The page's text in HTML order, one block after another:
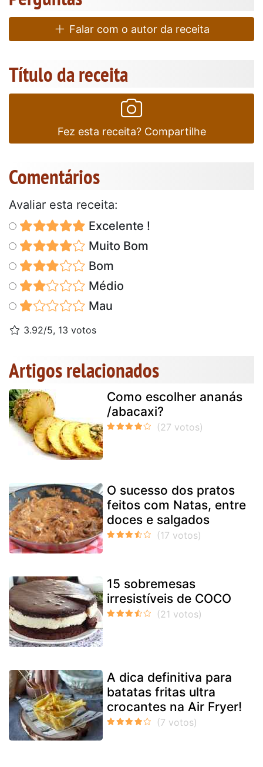
Falar com o autor da receita
Título da receita
Fez esta receita? Compartilhe
Comentários
Avaliar esta receita:
Excelente !
Muito Bom
Bom
Médio
Mau
3.92/5, 13 votos
Artigos relacionados
Como escolher ananás
/abacaxi?
O sucesso dos pratos
feitos com Natas, entre
doces e salgados
15 sobremesas
irresistíveis de COCO
A dica definitiva para
batatas fritas ultra
crocantes na Air Fryer!